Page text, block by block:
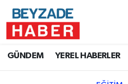
GÜNDEM YEREL HABERLER
Hava Durumu